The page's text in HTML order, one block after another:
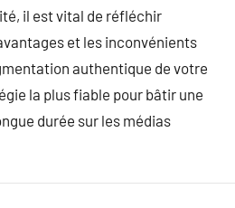
il est vital de réfléchir
et les inconvénients
authentique de votre
la plus fiable pour bâtir une
durée sur les médias